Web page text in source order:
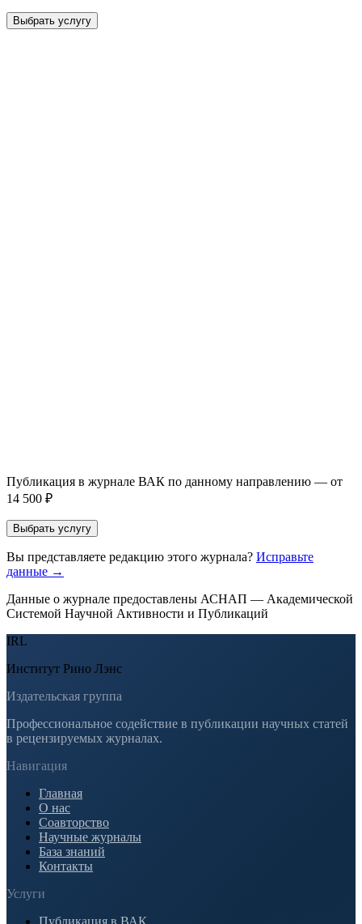
Выбрать услугу
Публикация в журнале ВАК по данному направлению — от
14 500 ₽
Выбрать услугу
Вы представляете редакцию этого журнала? Исправьте
данные →
Данные о журнале предоставлены АСНАП — Академической
Системой Научной Активности и Публикаций
IRL
Институт Рино Лэнс
Издательская группа
Профессиональное содействие в публикации научных статей
в рецензируемых журналах.
Навигация
Главная
О нас
Соавторство
Научные журналы
База знаний
Контакты
Услуги